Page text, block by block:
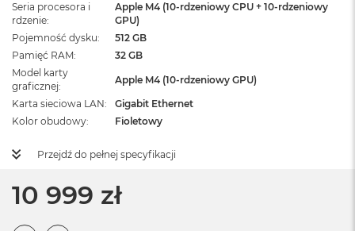
Seria procesora i
rdzenie
Apple M4 (10-rdzeniowy CPU + 10-rdzeniowy
GPU)
Pojemność dysku
512 GB
Pamięć RAM
32 GB
Model karty
graficznej
Apple M4 (10-rdzeniowy GPU)
Karta sieciowa LAN
Gigabit Ethernet
Kolor obudowy
Fioletowy
Przejdź do pełnej specyfikacji
10 999 zł